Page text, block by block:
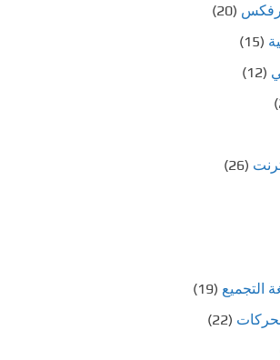
(20)
(15)
(12)
(26)
التجميع (19)
(22)